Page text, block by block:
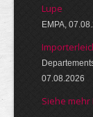
Lupe
EMPA,
07.08.2026
Siehe mehr